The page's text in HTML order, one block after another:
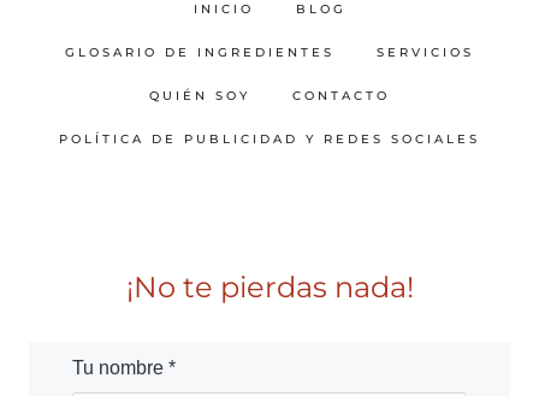
INICIO BLOG
GLOSARIO DE INGREDIENTES SERVICIOS
QUIÉN SOY CONTACTO
POLÍTICA DE PUBLICIDAD Y REDES SOCIALES
¡No te pierdas nada!
Tu nombre *